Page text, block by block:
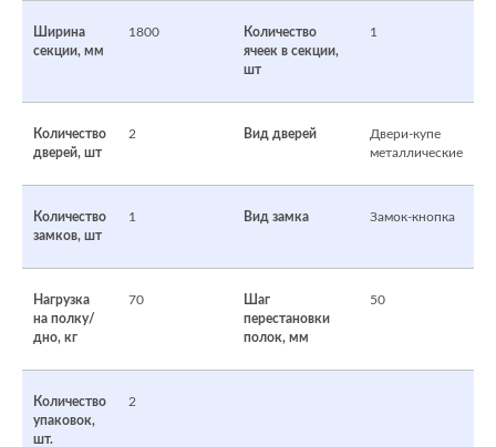
Ширина
секции, мм
1800
Количество
ячеек в секции,
шт
1
Количество
дверей, шт
2 Вид дверей
Двери-купе
металлические
Количество
замков, шт
1 Вид замка Замок-кнопка
Нагрузка
на полку/
дно, кг
70
Шаг
перестановки
полок, мм
50
Количество
упаковок,
шт.
2